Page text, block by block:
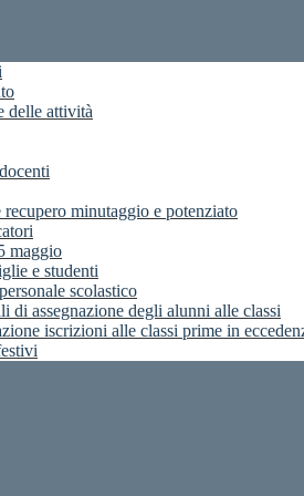
delle attività
recupero minutaggio e potenziato
maggio
e studenti
scolastico
di assegnazione degli alunni alle classi
iscrizioni alle classi prime in